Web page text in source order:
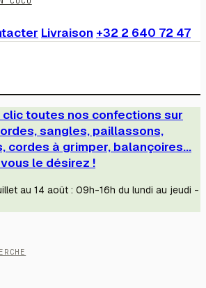
Livraison +32 2 640 72 47
clic toutes nos confections sur
sangles, paillassons,
cordes à grimper, balançoires...
le désirez !
au 14 août : 09h-16h du lundi au jeudi -